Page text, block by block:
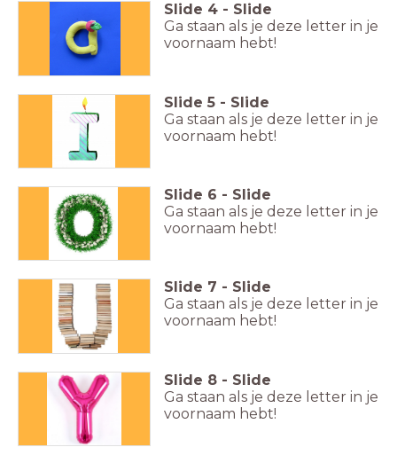
Slide 4 - Slide
Ga staan als je deze letter in je
voornaam hebt!
Slide 5 - Slide
Ga staan als je deze letter in je
voornaam hebt!
Slide 6 - Slide
Ga staan als je deze letter in je
voornaam hebt!
Slide 7 - Slide
Ga staan als je deze letter in je
voornaam hebt!
Slide 8 - Slide
Ga staan als je deze letter in je
voornaam hebt!